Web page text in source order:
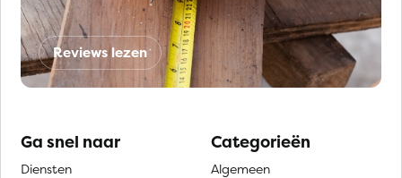
Reviews lezen
Ga snel naar
Diensten
Categorieën
Algemeen